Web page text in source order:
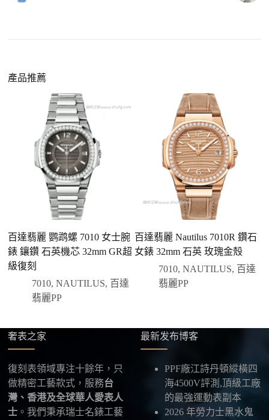
請先透過網站上的聯繫方式與我們取得聯繫，將您感
們會先幫您確認版本與實際價格。
二、確認款式與價格
客服會與您確認品牌、尺寸、顏色、配件等細節，如
有現貨會直接幫您預留；若需要排單，我們也會事先
說明大約出貨時間。
三、安排付款方式
您可以選擇先付少量訂金預留貨品，餘款在出貨
前或收到實拍照片後再支付；也可以一次性全額
付款，我們會在原有價格基礎上盡量幫您爭取更
方式，具體以當下說明為準。
四、填寫收件資料與出貨
確認款式與付款後，把收件人姓名、地址及聯絡方式
供最新物流資訊與查件連結。
五、海外寄送說明
本店支援寄送至香港、澳門、台灣、欧美以及其他海
外地區，運費會依照目的地與物流方案另行報價，客
服在出貨前會跟您確認清楚。
合日常通勤與旅行佩戴。
產品推薦
百達翡麗 鹦鹉螺 7010 女士腕
錶 鑲鑽 石英機芯 32mm GR超
級復刻
7010,NAUTILUS, 百達
翡麗PP
百達翡麗 Nautilus 7010R 鑽石
女錶 32mm 石英 玫瑰金殼
7010, NAUTILUS, 百達
翡麗PP
奢表之家
復刻表領域專注十餘年，只
做精密工藝款式，服務台
灣、香港及全球華人愛表人
士 。我們秉承瑞士名錶工藝
最新发布博客
PPF廠江詩丹頓縱橫四
海4500V評測,頂級工廠
的最強運動表副本
2026 年勞力士黑水鬼